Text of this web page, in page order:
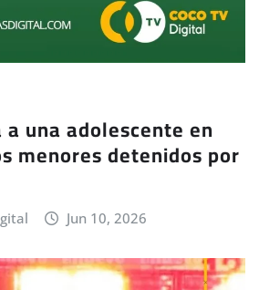
una adolescente en
menores detenidos por
Jun 10, 2026